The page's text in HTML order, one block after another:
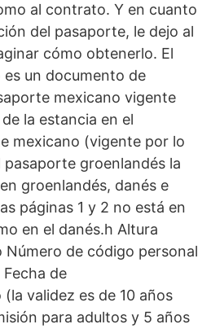
al contrato. Y en cuanto
del pasaporte, le dejo al
cómo obtenerlo. El
un documento de
mexicano vigente
la estancia en el
mexicano (vigente por lo
pasaporte groenlandés la
groenlandés, danés e
páginas 1 y 2 no está en
en el danés.h Altura
Número de código personal
de
validez es de 10 años
para adultos y 5 años